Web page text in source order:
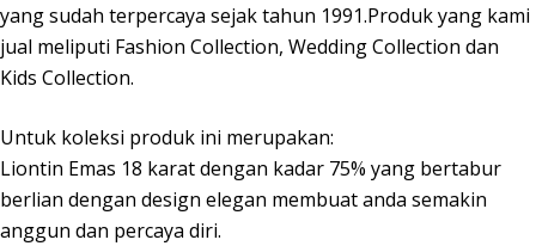
yang sudah terpercaya sejak tahun 1991.Produk yang kami
jual meliputi Fashion Collection, Wedding Collection dan
Kids Collection.
Untuk koleksi produk ini merupakan:
Liontin Emas 18 karat dengan kadar 75% yang bertabur
berlian dengan design elegan membuat anda semakin
anggun dan percaya diri.